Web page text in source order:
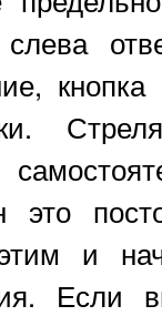
это
и
Если